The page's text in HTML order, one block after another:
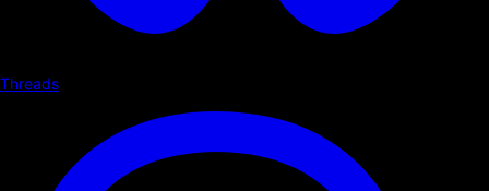
Threads